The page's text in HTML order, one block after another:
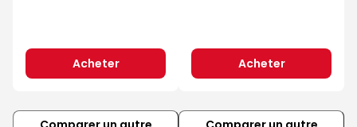
Acheter Acheter